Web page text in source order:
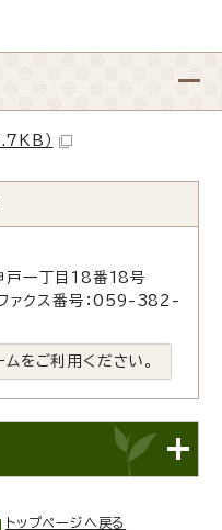
）
一丁目18番18号
クス番号：059-382-
をご利用ください。
トップページへ戻る